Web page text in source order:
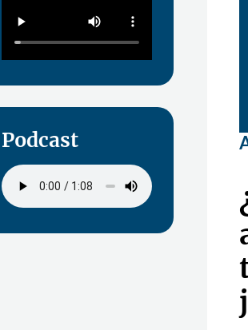
Podcast